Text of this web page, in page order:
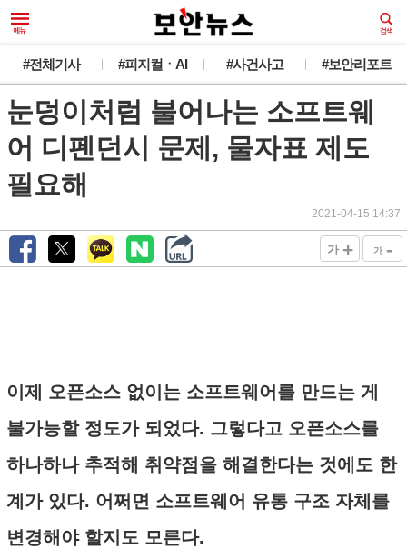
#전체기사 #피지컬ㆍAI #사건사고 #보안리포트
눈덩이처럼 불어나는 소프트웨
어 디펜던시 문제, 물자표 제도
필요해
2021-04-15 14:37
가 + 가 -
이제 오픈소스 없이는 소프트웨어를 만드는 게
불가능할 정도가 되었다. 그렇다고 오픈소스를
하나하나 추적해 취약점을 해결한다는 것에도 한
계가 있다. 어쩌면 소프트웨어 유통 구조 자체를
변경해야 할지도 모른다.